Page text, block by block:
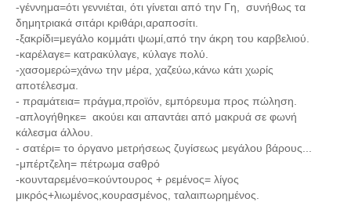
-γέννημα=ότι γεννιέται, ότι γίνεται από την Γη, συνήθως τα
δημητριακά σιτάρι κριθάρι,αραποσίτι.
-ξακρίδι=μεγάλο κομμάτι ψωμί,από την άκρη του καρβελιού.
-καρέλαγε= κατρακύλαγε, κύλαγε πολύ.
-χασομερώ=χάνω την μέρα, χαζεύω,κάνω κάτι χωρίς
αποτέλεσμα.
- πραμάτεια= πράγμα,προϊόν, εμπόρευμα προς πώληση.
-απλογήθηκε= ακούει και απαντάει από μακρυά σε φωνή
κάλεσμα άλλου.
- σατέρι= το όργανο μετρήσεως ζυγίσεως μεγάλου βάρους...
-μπέρτζελη= πέτρωμα σαθρό
-κουνταρεμένο=κούντουρος + ρεμένος= λίγος
μικρός+λιωμένος,κουρασμένος, ταλαιπωρημένος.